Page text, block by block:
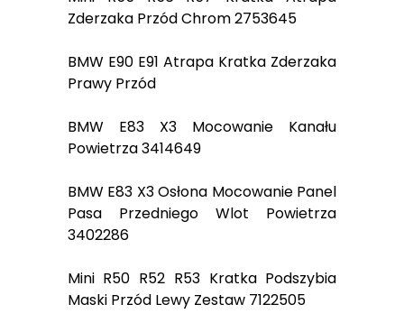
Zderzaka Przód Chrom 2753645
BMW E90 E91 Atrapa Kratka Zderzaka
Prawy Przód
BMW E83 X3 Mocowanie Kanału
Powietrza 3414649
BMW E83 X3 Osłona Mocowanie Panel
Pasa Przedniego Wlot Powietrza
3402286
Mini R50 R52 R53 Kratka Podszybia
Maski Przód Lewy Zestaw 7122505